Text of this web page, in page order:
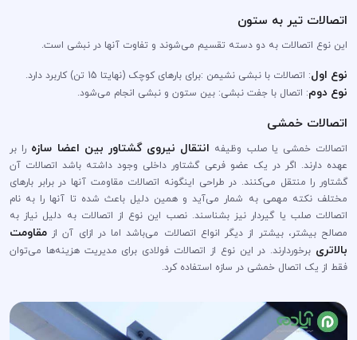
اتصالات تیر به ستون
این نوع اتصالات به دو دسته تقسیم می‌شوند و تفاوت آنها در نبشی است.
نوع اول: اتصالات با نبشی نشیمن :برای بار‌های کوچک (نهایتا 15 تن) کاربرد دارد.
نوع دوم: اتصال با جفت نبشی: بین ستون و نبشی انجام می‌شود.
اتصالات خمشی
اتصالات خمشی یا صلب وظیفه انتقال نیروی گشتاور بین اعضا سازه را بر
عهده دارند. اگر در یک عضو فرعی گشتاور داخلی وجود داشته باشد اتصالات آن
گشتاور را منتقل می‌کنند. در طراحی اینگونه اتصالات مقاومت آنها در برابر بار‌های
مختلف نکته مهمی به شمار می‌آید و همین دلیل باعث شده تا آنها را به نام
اتصالات صلب یا گیردار نیز بشناسند. نصب این نوع از اتصالات به دلیل نیاز به
مصالح بیشتر، بیشتر از دیگر انواع اتصالات می‌باشد اما در ازای آن از مقاومت
بالاتری برخوردارند. در این نوع از اتصالات فولادی برای مدیریت هزینه‌ها می‌توان
فقط از یک اتصال خمشی در سازه استفاده کرد.